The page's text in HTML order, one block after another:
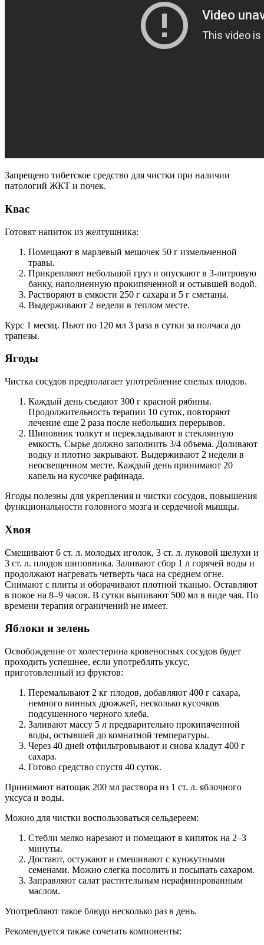
Запрещено тибетское средство для чистки при наличии
патологий ЖКТ и почек.
Квас
Готовят напиток из желтушника:
Помещают в марлевый мешочек 50 г измельченной
травы.
Прикрепляют небольшой груз и опускают в 3-литровую
банку, наполненную прокипяченной и остывшей водой.
Растворяют в емкости 250 г сахара и 5 г сметаны.
Выдерживают 2 недели в теплом месте.
Курс 1 месяц. Пьют по 120 мл 3 раза в сутки за полчаса до
трапезы.
Ягоды
Чистка сосудов предполагает употребление спелых плодов.
Каждый день съедают 300 г красной рябины.
Продолжительность терапии 10 суток, повторяют
лечение еще 2 раза после небольших перерывов.
Шиповник толкут и перекладывают в стеклянную
емкость. Сырье должно заполнить 3/4 объема. Доливают
водку и плотно закрывают. Выдерживают 2 недели в
неосвещенном месте. Каждый день принимают 20
капель на кусочке рафинада.
Ягоды полезны для укрепления и чистки сосудов, повышения
функциональности головного мозга и сердечной мышцы.
Хвоя
Смешивают 6 ст. л. молодых иголок, 3 ст. л. луковой шелухи и
3 ст. л. плодов шиповника. Заливают сбор 1 л горячей воды и
продолжают нагревать четверть часа на среднем огне.
Снимают с плиты и оборачивают плотной тканью. Оставляют
в покое на 8–9 часов. В сутки выпивают 500 мл в виде чая. По
времени терапия ограничений не имеет.
Яблоки и зелень
Освобождение от холестерина кровеносных сосудов будет
проходить успешнее, если употреблять уксус,
приготовленный из фруктов:
Перемалывают 2 кг плодов, добавляют 400 г сахара,
немного винных дрожжей, несколько кусочков
подсушенного черного хлеба.
Заливают массу 5 л предварительно прокипяченной
воды, остывшей до комнатной температуры.
Через 40 дней отфильтровывают и снова кладут 400 г
сахара.
Готово средство спустя 40 суток.
Принимают натощак 200 мл раствора из 1 ст. л. яблочного
уксуса и воды.
Можно для чистки воспользоваться сельдереем:
Стебли мелко нарезают и помещают в кипяток на 2–3
минуты.
Достают, остужают и смешивают с кунжутными
семенами. Можно слегка посолить и посыпать сахаром.
Заправляют салат растительным нерафинированным
маслом.
Употребляют такое блюдо несколько раз в день.
Рекомендуется также сочетать компоненты: